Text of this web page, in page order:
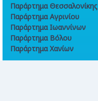
Παράρτημα Θεσσαλονίκης
Παράρτημα Αγρινίου
Παράρτημα Ιωαννίνων
Παράρτημα Βόλου
Παράρτημα Χανίων